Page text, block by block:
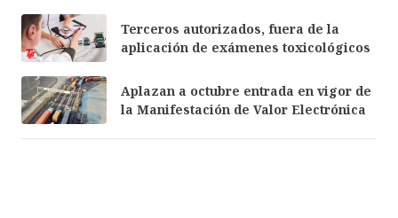
Terceros autorizados, fuera de la
aplicación de exámenes toxicológicos
Aplazan a octubre entrada en vigor de
la Manifestación de Valor Electrónica